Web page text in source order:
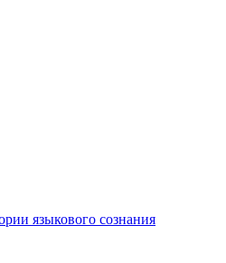
языкового сознания